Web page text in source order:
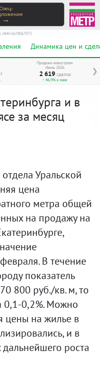
→
ИНН 6678067973
Динамика цен и
❯
Продажи новостроек
Июнь 2026
2 619 сделок
↑ 46,9% к маю
и в
за месяц
Уральской
цена
метра общей
на продажу на
В течение
показатель
800 руб./кв. м, то
0,1-0,2%. Можно
цены на жилье в
и в
роста